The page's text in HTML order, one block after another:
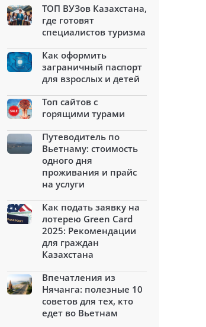
ТОП ВУЗов Казахстана,
где готовят
специалистов туризма
Как оформить
заграничный паспорт
для взрослых и детей
Топ сайтов с
горящими турами
Путеводитель по
Вьетнаму: стоимость
одного дня
проживания и прайс
на услуги
Как подать заявку на
лотерею Green Card
2025: Рекомендации
для граждан
Казахстана
Впечатления из
Нячанга: полезные 10
советов для тех, кто
едет во Вьетнам